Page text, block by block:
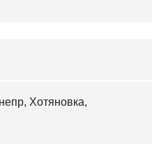
Хотяновка,